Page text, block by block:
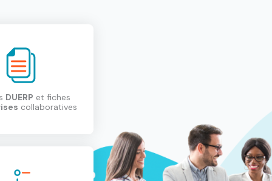
DUERP et fiches
collaboratives